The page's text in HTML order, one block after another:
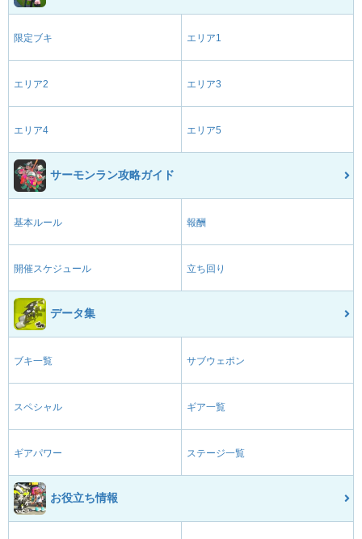
限定ブキ エリア1
エリア2 エリア3
エリア4 エリア5
サーモンラン攻略ガイド
基本ルール 報酬
開催スケジュール 立ち回り
データ集
ブキ一覧 サブウェポン
スペシャル ギア一覧
ギアパワー ステージ一覧
お役立ち情報